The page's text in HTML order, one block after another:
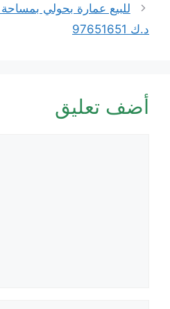
د.ك 97651651
أضف تعليق